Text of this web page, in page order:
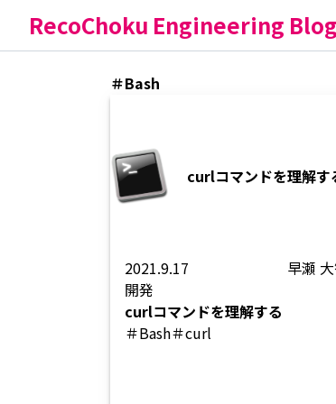
RecoChoku Engineering Blog
＃Bash
curlコマンドを理解す
2021.9.17
早瀬
開発
curlコマンドを理解する
＃Bash＃curl